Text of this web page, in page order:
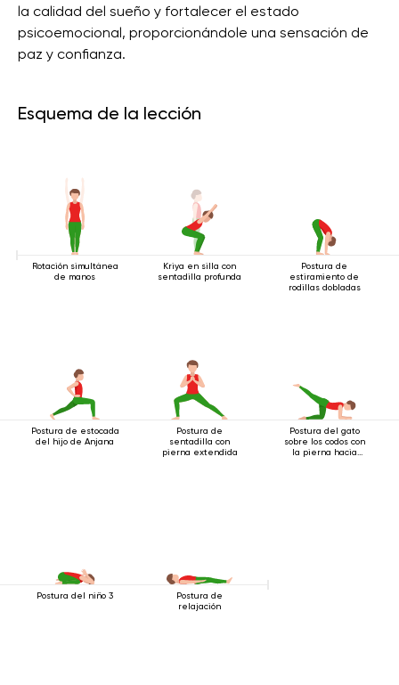
la calidad del sueño y fortalecer el estado
psicoemocional, proporcionándole una sensación de
paz y confianza.
Esquema de la lección
Rotación simultánea
de manos
Kriya en silla con
sentadilla profunda
Postura de
estiramiento de
rodillas dobladas
Postura de estocada
del hijo de Anjana
Postura de
sentadilla con
pierna extendida
Postura del gato
sobre los codos con
la pierna hacia
Postura del niño 3
Postura de
relajación